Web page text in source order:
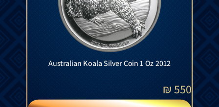
Australian Koala Silver Coin 1 Oz 2012
550
₪